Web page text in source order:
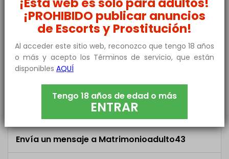
Hola buenas tardes me llamo Antonio soy de Sevilla
tengo 49 años y me gustaría conocer una pareja y
ver si congeniamos para disfrutar y pasar buenos
ratos mi teléfono es
RACHID
Hola buenas hablame por whatsapp*** *** ***
Envía un mensaje a Matrimonioadulto43
¡PROHIBIDO publicar anuncios
de Escorts y Prostitución!
Al acceder este sitio web, reconozco que tengo 18 años
o más y acepto los Términos de servicio, que están
disponibles AQUÍ
Tengo 18 años de edad o más
ENTRAR